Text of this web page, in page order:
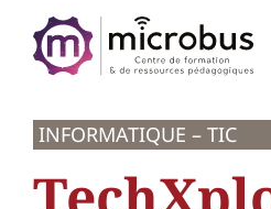
Organismes
INFORMATIQUE – TIC